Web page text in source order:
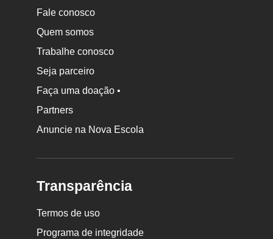
Fale conosco
Quem somos
Trabalhe conosco
Seja parceiro
Faça uma doação •
Partners
Anuncie na Nova Escola
Transparência
Termos de uso
Programa de integridade